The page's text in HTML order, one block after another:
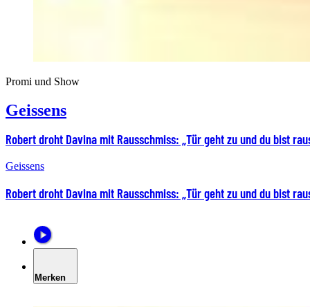
Promi und Show
Geissens
Robert droht Davina mit Rausschmiss: „Tür geht zu und du bist
Geissens
Robert droht Davina mit Rausschmiss: „Tür geht zu und du bist
Merken